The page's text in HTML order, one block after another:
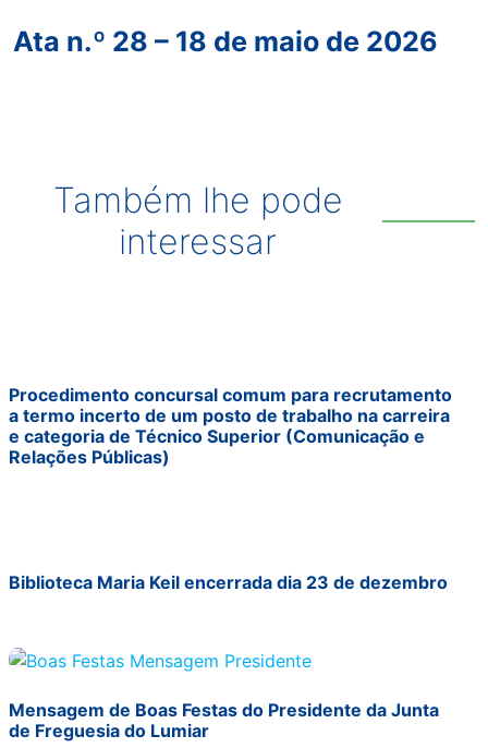
Ata n.º 28 – 18 de maio de 2026
Também lhe pode
interessar
Procedimento concursal comum para recrutamento
a termo incerto de um posto de trabalho na carreira
e categoria de Técnico Superior (Comunicação e
Relações Públicas)
Biblioteca Maria Keil encerrada dia 23 de dezembro
Mensagem de Boas Festas do Presidente da Junta
de Freguesia do Lumiar